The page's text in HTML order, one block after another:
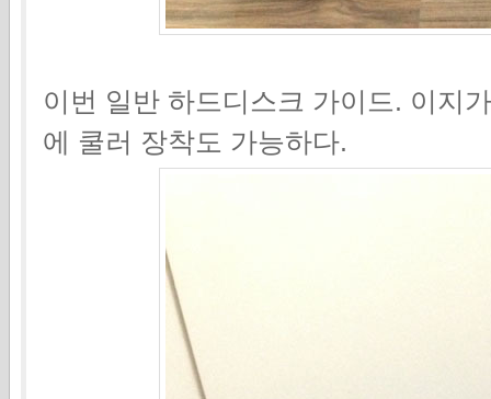
이번 일반 하드디스크 가이드. 이지
에 쿨러 장착도 가능하다.